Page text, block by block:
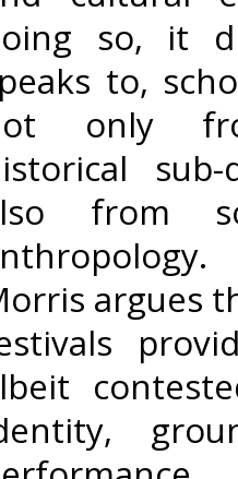
so, it
to,
only
from
argues